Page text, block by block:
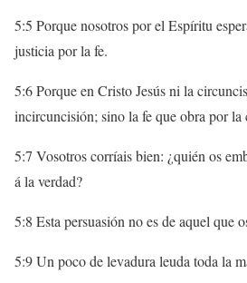
5:5 Porque nosotros por el Espíritu
justicia por la fe.
5:6 Porque en Cristo Jesús ni la
incircuncisión; sino la fe que obra por la
5:7 Vosotros corríais bien: ¿quién os
á la verdad?
5:8 Esta persuasión no es de aquel que
5:9 Un poco de levadura leuda toda la